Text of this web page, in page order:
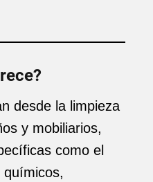
desde la limpieza
y mobiliarios,
como el
químicos,